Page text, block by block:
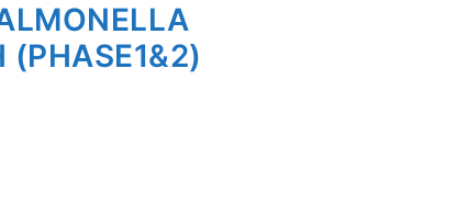
(PHASE1&2)